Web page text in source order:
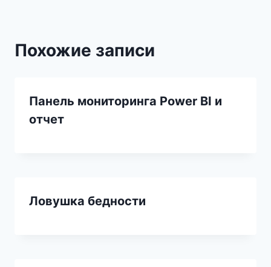
Похожие записи
Панель мониторинга Power BI и
отчет
Ловушка бедности